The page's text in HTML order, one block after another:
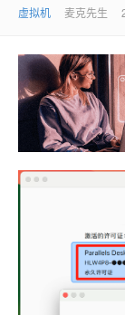
虚拟机 麦克先生